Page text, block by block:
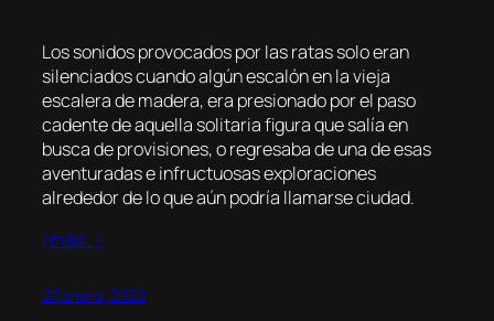
Los sonidos provocados por las ratas solo eran
silenciados cuando algún escalón en la vieja
escalera de madera, era presionado por el paso
cadente de aquella solitaria figura que salía en
busca de provisiones, o regresaba de una de esas
aventuradas e infructuosas exploraciones
alrededor de lo que aún podría llamarse ciudad.
(más…)
27 enero, 2022